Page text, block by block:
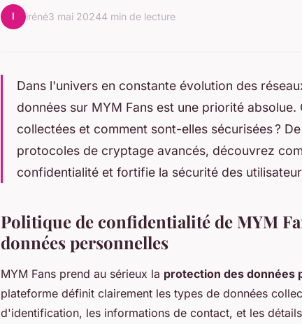
I iréné3 mai 20244 min de lecture
Dans l'univers en constante évolution des
données sur MYM Fans est une priorité absolue.
collectées et comment sont-elles sécurisées ?
protocoles de cryptage avancés, découvrez
confidentialité et fortifie la sécurité des
Politique de confidentialité de MYM
données personnelles
MYM Fans prend au sérieux la protection des données
plateforme définit clairement les types de données
d'identification, les informations de contact, et les